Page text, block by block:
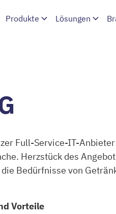
Produkte Lösungen
Full-Service-IT-
Herzstück des
Bedürfnisse von
Vorteile